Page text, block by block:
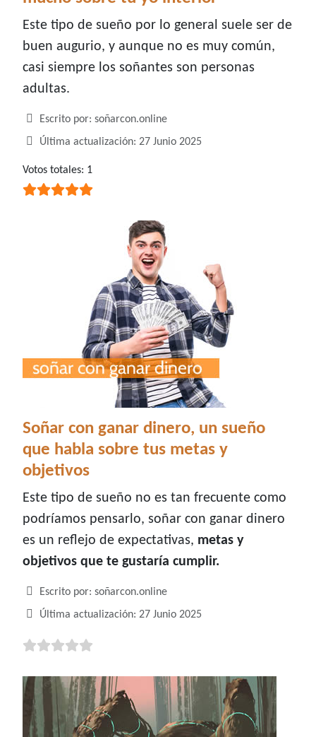
Este tipo de sueño por lo general suele ser de
buen augurio, y aunque no es muy común,
casi siempre los soñantes son personas
adultas.
Detalles
Escrito por: soñarcon.online
Última actualización: 27 Junio 2025
Ratio:5/5
Votos totales: 1
Soñar con ganar dinero, un sueño
que habla sobre tus metas y
objetivos
Este tipo de sueño no es tan frecuente como
podríamos pensarlo, soñar con ganar dinero
es un reflejo de expectativas, metas y
objetivos que te gustaría cumplir.
Detalles
Escrito por: soñarcon.online
Última actualización: 27 Junio 2025